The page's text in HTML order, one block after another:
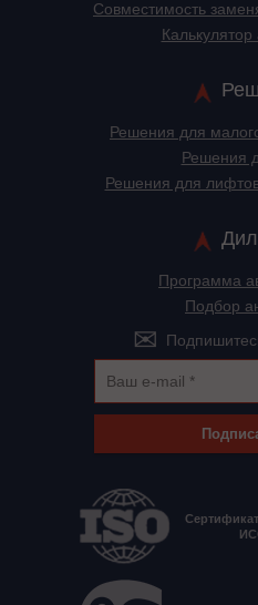
Cовместимость
Решения для
Решения
Решения для
Программа
Подбор